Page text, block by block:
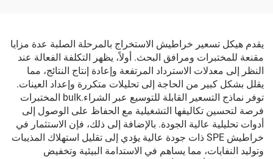
يقدم هيكل تسعير خراطيش الاستخراج بالمرحلة الصلبة عدة مزايا
مقنعة للمختبرات ومرافق البحث. أولاً، يظهر التكلفة الفعالة عند
النظر إلى معدلات الاسترداد المرتفعة وإعادة إنتاج النتائج، مما
يقلل بشكل كبير من الحاجة إلى تحليلات متكررة وإعداد العينات.
توفر نماذج التسعير القابلة للتوسيع عبر الشراء.bulk المختبرات
فرصة لتحسين تكاليفها التشغيلية مع الحفاظ على الوصول إلى
أدوات تحليلية عالية الجودة. بالإضافة إلى ذلك، فإن الاستثمار في
خراطيش SPE ذات جودة عالية يؤدي إلى تقليل استهلاك المذيبات
وتوليد النفايات، مما يساهم في الاستدامة البيئية وتخفيض